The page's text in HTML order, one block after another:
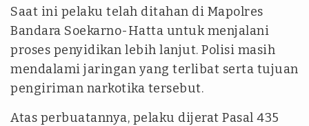
Saat ini pelaku telah ditahan di Mapolres
Bandara Soekarno-Hatta untuk menjalani
proses penyidikan lebih lanjut. Polisi masih
mendalami jaringan yang terlibat serta tujuan
pengiriman narkotika tersebut.
Atas perbuatannya, pelaku dijerat Pasal 435